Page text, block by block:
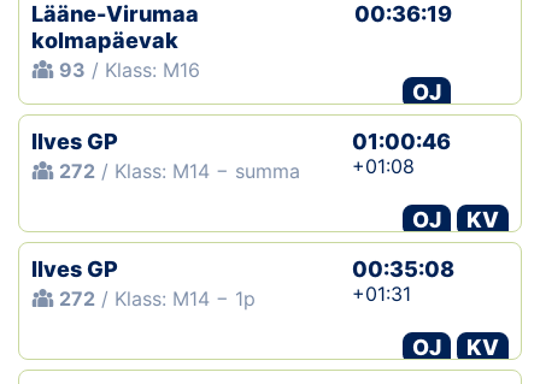
Lääne-Virumaa
kolmapäevak
93 / Klass: M16
00:36:19
OJ
Ilves GP
272 / Klass: M14 − summa
01:00:46
+01:08
OJ
KV
Ilves GP
272 / Klass: M14 − 1p
00:35:08
+01:31
OJ
KV